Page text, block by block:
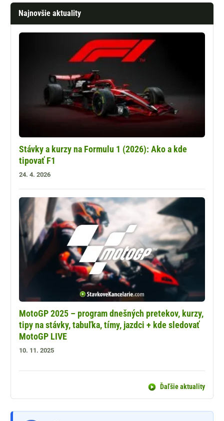
Najnovšie aktuality
Stávky a kurzy na Formulu 1 (2026): Ako a kde
tipovať F1
24. 4. 2026
MotoGP 2025 – program dnešných pretekov, kurzy,
tipy na stávky, tabuľka, tímy, jazdci + kde sledovať
MotoGP LIVE
10. 11. 2025
Ďaľšie aktuality